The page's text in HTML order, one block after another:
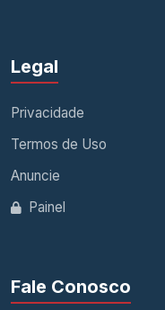
Legal
Privacidade
Termos de Uso
Anuncie
Painel
Fale Conosco